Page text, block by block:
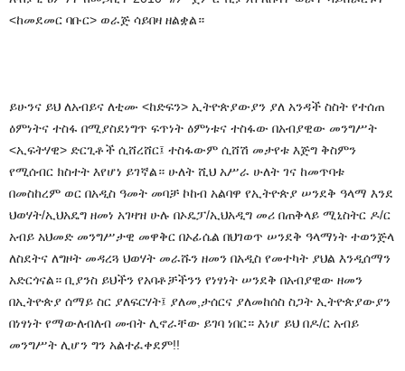
<ከመደመር ባቡር> ወራጅ ሳይበዛ ዘልቋል።
ይሁንና ይህ ለአብይና ለቲሙ <ከድፍን> ኢትዮጵያውያን ያለ አንዳች ስስት የተሰጠ
ዕምነትና ተስፋ በሚያስደነግጥ ፍጥነት ዕምነቱና ተስፋው በአብያዊው መንግሥት
<ኢፍትሃዊ> ድርጊቶች ሲሸረሸር፤ ተስፋውም ሲሸሽ መታየቱ እጅግ ቅስምን
የሚሰብር ክስተት እየሆነ ይገኛል። ሁለት ሺህ አሥራ ሁለት ገና ከመጥባቱ
በመስከረም ወር በአዲስ ዓመት መባቻ ኮከብ አልባዋ የኢትዮጵያ ሠንደቅ ዓላማ እንደ
ህወሃት/ኢህአዴግ ዘመነ አገዛዝ ሁሉ በኦዴፓ/ኢህአዲግ መሪ በጠቅላይ ሚኒስትር ዶ/ር
አብይ አህመድ መንግሥታዊ መዋቅር በኦፊሴል በህገወጥ ሠንደቅ ዓላማነት ተወንጅላ
ለስደትና ለግዞት መዳረጓ ህወሃት መራሹን ዘመን በአዲስ የመተካት ያህል እንዲሰማን
አድርጎናል። ቢያንስ ይህችን የአባቶቻችንን የነፃነት ሠንደቅ በአብያዊው ዘመን
በኢትዮጵያ ሰማይ ስር ያለፍርሃት፤ ያለመ,ታሰርና ያለመከሰስ ስጋት ኢትዮጵያውያን
በነፃነት የማውለብለብ መብት ሊኖራቸው ይገባ ነበር። እነሆ ይህ በዶ/ር አብይ
መንግሥት ሊሆን ግን አልተፈቀደም!!